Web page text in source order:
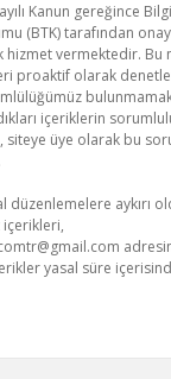
Kanun gereğince
(BTK) tarafından
hizmet vermektedir. Bu
proaktif olarak
içeriklerin
siteye üye olarak bu
düzenlemelere aykırı
yasal süre